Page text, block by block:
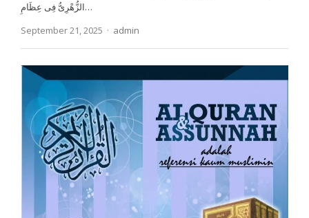
الزُّهْرِىُّ فِى عِظَامِ…
September 21, 2025
Author
admin